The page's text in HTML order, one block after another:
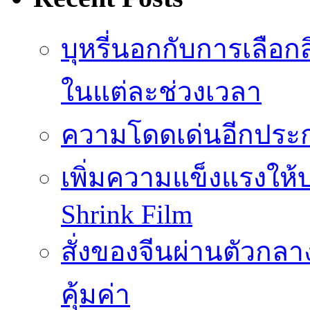
บุหรี่นอกกับการเลือ
ในแต่ละช่วงเวลา
ความโดดเด่นอีกประ
เพิ่มความแข็งแรงให้
Shrink Film
สั่งของจีนผ่านตัวกลา
คุ้มค่า